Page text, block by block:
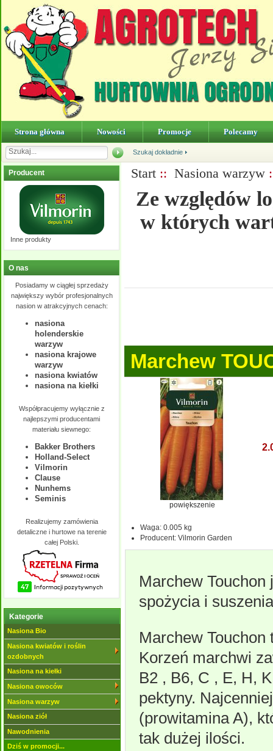
Strona główna Nowości Promocje Polecamy
Szukaj dokładnie
Producent
Inne produkty
O nas
Posiadamy w ciągłej sprzedaży
największy wybór profesjonalnych
nasion w atrakcyjnych cenach:
nasiona
holenderskie
warzyw
nasiona krajowe
warzyw
nasiona kwiatów
nasiona na kiełki
Współpracujemy wyłącznie z
najlepszymi producentami
materiału siewnego:
Bakker Brothers
Holland-Select
Vilmorin
Clause
Nunhems
Seminis
Realizujemy zamówienia
detaliczne i hurtowe na terenie
całej Polski.
Kategorie
Nasiona Bio
Nasiona kwiatów i roślin
ozdobnych
Nasiona na kiełki
Nasiona owoców
Nasiona warzyw
Nasiona ziół
Nawodnienia
Dziś w promocji...
Start:: Nasiona warzyw
Ze względów
w których
Marchew
powiększenie
Waga:0.005 kg
Producent:Vilmorin Garden
Marchew
spożycia i
Marchew
Korzeń marchwi
B2 , B6, C , E, H,
pektyny.
(prowitamina A),
tak dużej ilości.